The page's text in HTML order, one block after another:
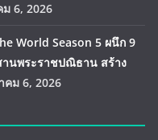
6, 2026
World Season 5 ผนึก 9
านพระราชปณิธาน สร้าง
คม 6, 2026